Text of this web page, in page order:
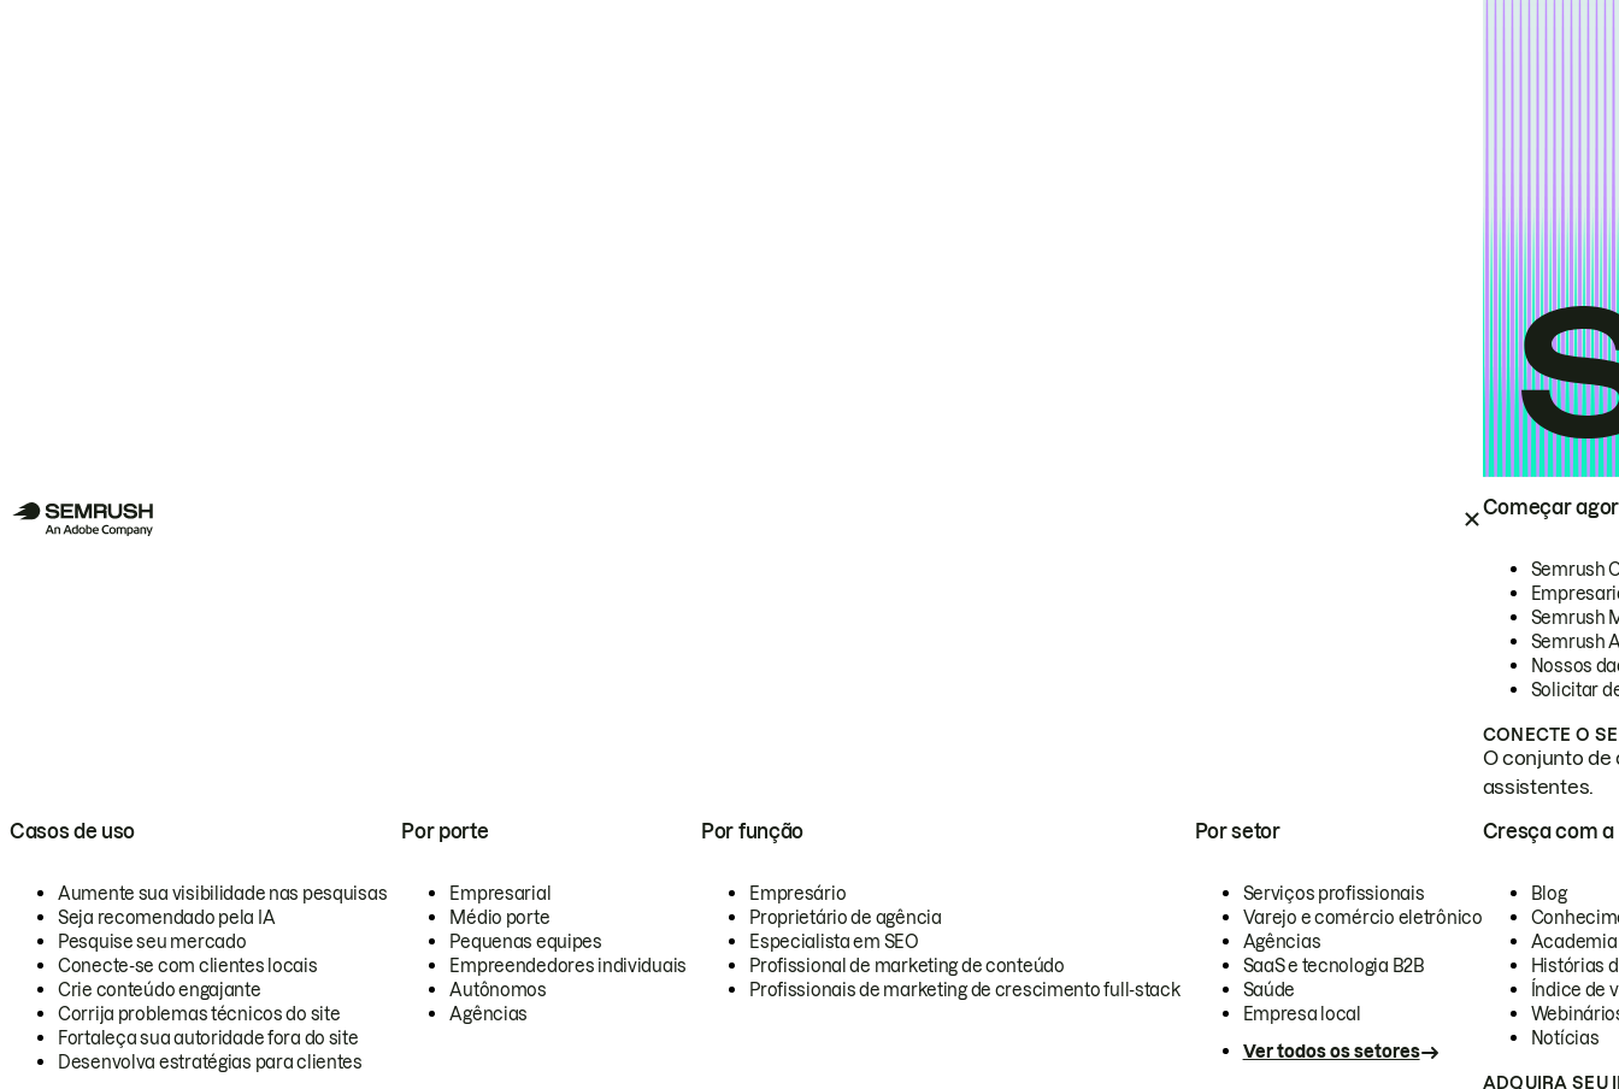
Começar
Semrush
Semrush
Semrush
Nossos
Solicitar
CONECTE O
O conjunto de
assistentes.
Casos de uso
Aumente sua visibilidade nas pesquisas
Seja recomendado pela IA
Pesquise seu mercado
Conecte-se com clientes locais
Crie conteúdo engajante
Corrija problemas técnicos do site
Fortaleça sua autoridade fora do site
Desenvolva estratégias para clientes
Por porte
Empresarial
Médio porte
Pequenas equipes
Empreendedores individuais
Autônomos
Agências
Por função
Empresário
Proprietário de agência
Especialista em SEO
Profissional de marketing de conteúdo
Profissionais de marketing de crescimento full-stack
Por setor
Serviços profissionais
Varejo e comércio eletrônico
Agências
SaaS e tecnologia B2B
Saúde
Empresa local
Ver todos os setores
Cresça com a
Blog
Academia
Histórias
Índice de
Notícias
ADQUIRA SEU